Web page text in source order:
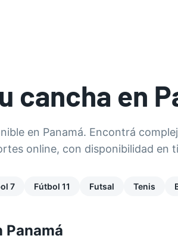
cancha en
en Panamá. Encontrá
online, con disponibilidad en
7 Fútbol 11 Futsal Tenis
Panamá